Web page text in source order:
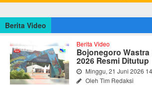
Berita Video
Berita Video
Bojonegoro
2026 Resmi Ditutup
Minggu, 21 Juni 2026
Oleh Tim Redaksi